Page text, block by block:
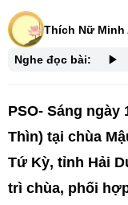
Thích Nữ Minh
Nghe đọc bài:
PSO- Sáng ngày
Thìn) tại chùa
Tứ Kỳ, tỉnh Hải
trì chùa, phối